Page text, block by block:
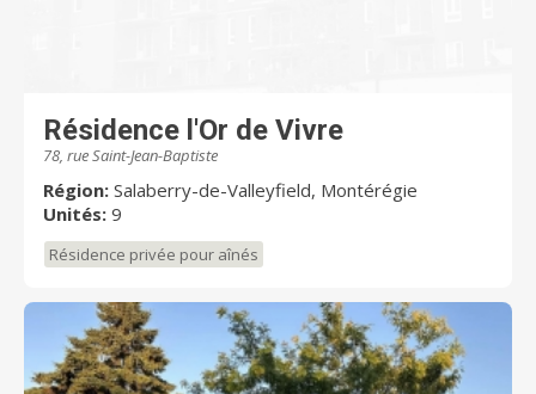
Résidence l'Or de Vivre
78, rue Saint-Jean-Baptiste
Région: Salaberry-de-Valleyfield, Montérégie
Unités: 9
Résidence privée pour aînés